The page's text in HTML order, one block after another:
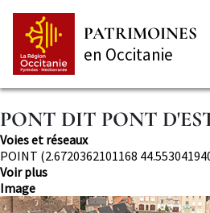
contenu
principal
PATRIMOINES
en Occitanie
PONT DIT PONT
Thématique
Voies et réseaux
Localisation
POINT (2.6720362101168
Voir plus
Image
Image